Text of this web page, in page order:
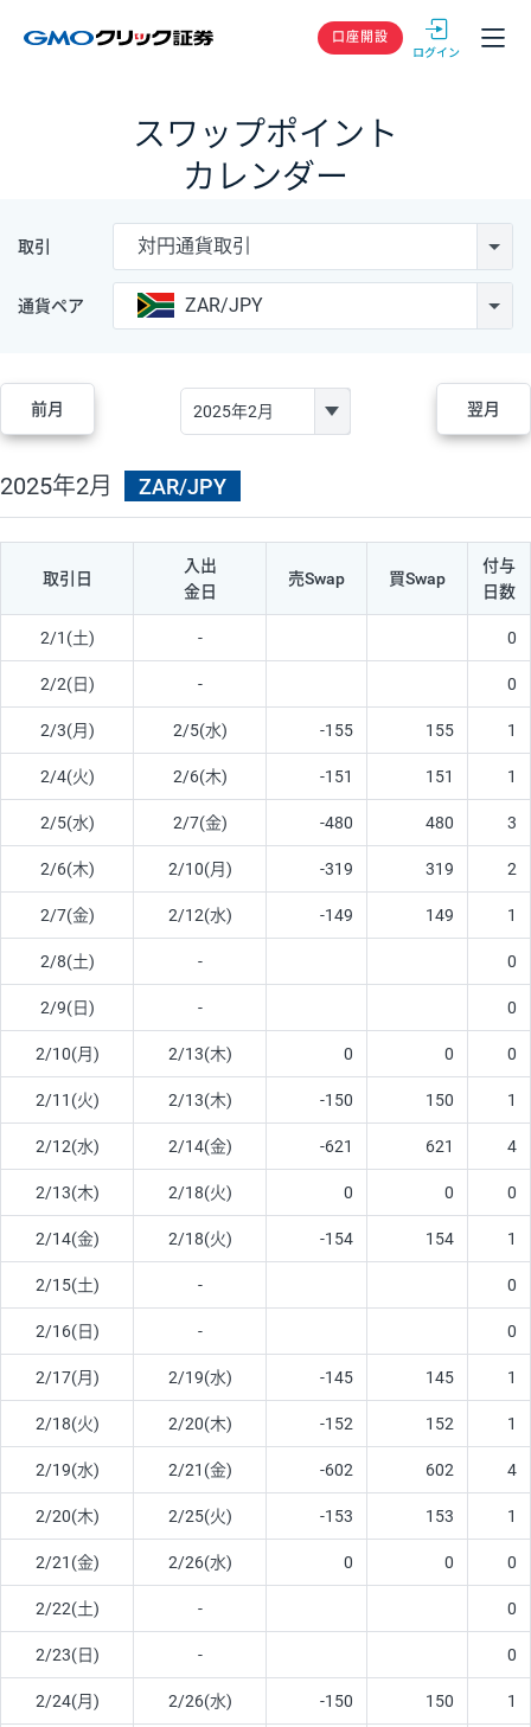
GMOクリック
口座開設
スワップポイント
カレンダー
取引 対円通貨取引
通貨ペア ZAR/JPY
前月 翌月
2025年2月 ZAR/JPY
取引日
入出
金日
売Swap 買Swap
付与
日数
2/1(土) - 0
2/2(日) - 0
2/3(月) 2/5(水) -155 155 1
2/4(火) 2/6(木) -151 151 1
2/5(水) 2/7(金) -480 480 3
2/6(木) 2/10(月) -319 319 2
2/7(金) 2/12(水) -149 149 1
2/8(土) - 0
2/9(日) - 0
2/10(月) 2/13(木) 0 0 0
2/11(火) 2/13(木) -150 150 1
2/12(水) 2/14(金) -621 621 4
2/13(木) 2/18(火) 0 0 0
2/14(金) 2/18(火) -154 154 1
2/15(土) - 0
2/16(日) - 0
2/17(月) 2/19(水) -145 145 1
2/18(火) 2/20(木) -152 152 1
2/19(水) 2/21(金) -602 602 4
2/20(木) 2/25(火) -153 153 1
2/21(金) 2/26(水) 0 0 0
2/22(土) - 0
2/23(日) - 0
2/24(月) 2/26(水) -150 150 1